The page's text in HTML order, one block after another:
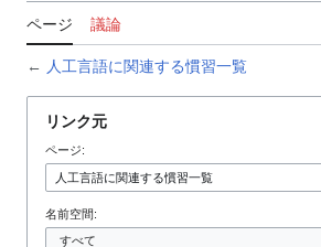
ページ 議論
← 人工言語に関連する慣習一覧
リンク元
ページ:
名前空間: